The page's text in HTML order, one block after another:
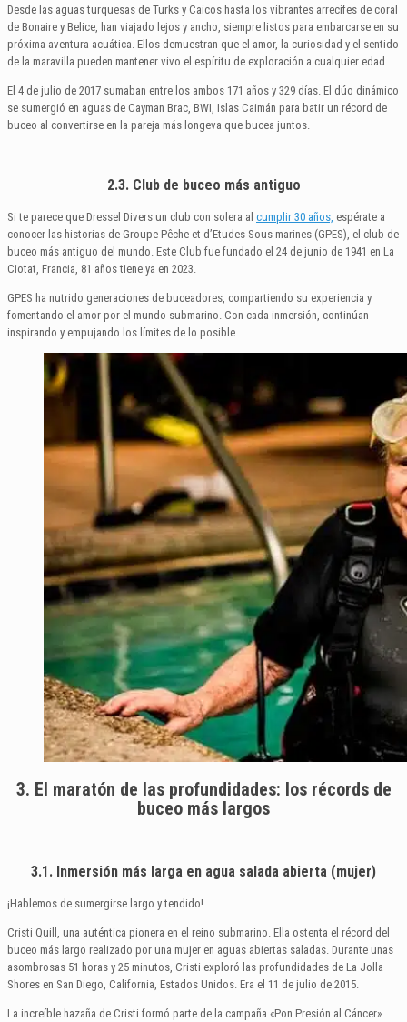
Desde las aguas turquesas de Turks y Caicos hasta los vibrantes arrecifes de coral
de Bonaire y Belice, han viajado lejos y ancho, siempre listos para embarcarse en su
próxima aventura acuática. Ellos demuestran que el amor, la curiosidad y el sentido
de la maravilla pueden mantener vivo el espíritu de exploración a cualquier edad.
El 4 de julio de 2017 sumaban entre los ambos 171 años y 329 días. El dúo dinámico
se sumergió en aguas de Cayman Brac, BWI, Islas Caimán para batir un récord de
buceo al convertirse en la pareja más longeva que bucea juntos.
2.3. Club de buceo más antiguo
Si te parece que Dressel Divers un club con solera al cumplir 30 años, espérate a
conocer las historias de Groupe Pêche et d’Etudes Sous-marines (GPES), el club de
buceo más antiguo del mundo. Este Club fue fundado el 24 de junio de 1941 en La
Ciotat, Francia, 81 años tiene ya en 2023.
GPES ha nutrido generaciones de buceadores, compartiendo su experiencia y
fomentando el amor por el mundo submarino. Con cada inmersión, continúan
inspirando y empujando los límites de lo posible.
3. El maratón de las profundidades: los récords de
buceo más largos
3.1. Inmersión más larga en agua salada abierta (mujer)
¡Hablemos de sumergirse largo y tendido!
Cristi Quill, una auténtica pionera en el reino submarino. Ella ostenta el récord del
buceo más largo realizado por una mujer en aguas abiertas saladas. Durante unas
asombrosas 51 horas y 25 minutos, Cristi exploró las profundidades de La Jolla
Shores en San Diego, California, Estados Unidos. Era el 11 de julio de 2015.
La increíble hazaña de Cristi formó parte de la campaña «Pon Presión al Cáncer».